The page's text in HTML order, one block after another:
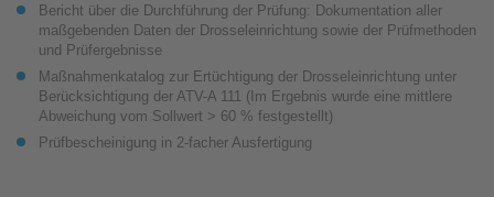
Bericht über die Durchführung der Prüfung: Dokumentation aller
maßgebenden Daten der Drosseleinrichtung sowie der Prüfmethoden
und Prüfergebnisse
Maßnahmenkatalog zur Ertüchtigung der Drosseleinrichtung unter
Berücksichtigung der ATV-A 111 (Im Ergebnis wurde eine mittlere
Abweichung vom Sollwert > 60 % festgestellt)
Prüfbescheinigung in 2-facher Ausfertigung